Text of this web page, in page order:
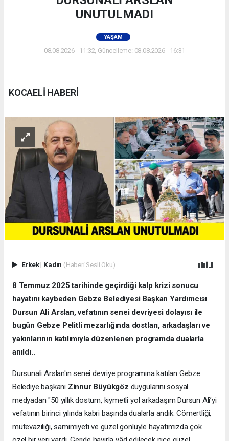
UNUTULMADI
YAŞAM
08.08.2026 - 11:32, Güncelleme: 08.08.2026 - 16:31
KOCAELİ HABERİ
Erkek| Kadın (Haberi Sesli Oku)
8 Temmuz 2025 tarihinde geçirdiği kalp krizi sonucu
hayatını kaybeden Gebze Belediyesi Başkan Yardımcısı
Dursun Ali Arslan, vefatının senei devriyesi dolayısı ile
bugün Gebze Pelitli mezarlığında dostları, arkadaşları ve
yakınlarının katılımıyla düzenlenen programda dualarla
anıldı..
Dursunali Arslan'ın senei devriye programına katılan Gebze
Belediye başkanı Zinnur Büyükgöz duygularını sosyal
medyadan "50 yıllık dostum, kıymetli yol arkadaşım Dursun Ali’yi
vefatının birinci yılında kabri başında dualarla andık. Cömertliği,
mütevazılığı, samimiyeti ve güzel gönlüyle hayatımızda çok